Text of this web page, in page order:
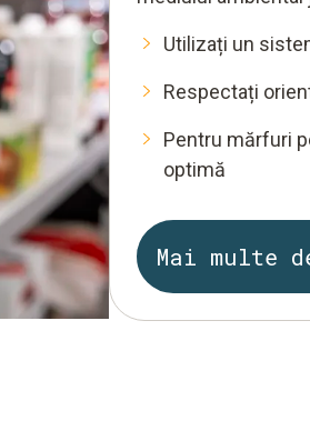
Utilizați un
Respectați
Pentru mărfuri
optimă
Mai multe